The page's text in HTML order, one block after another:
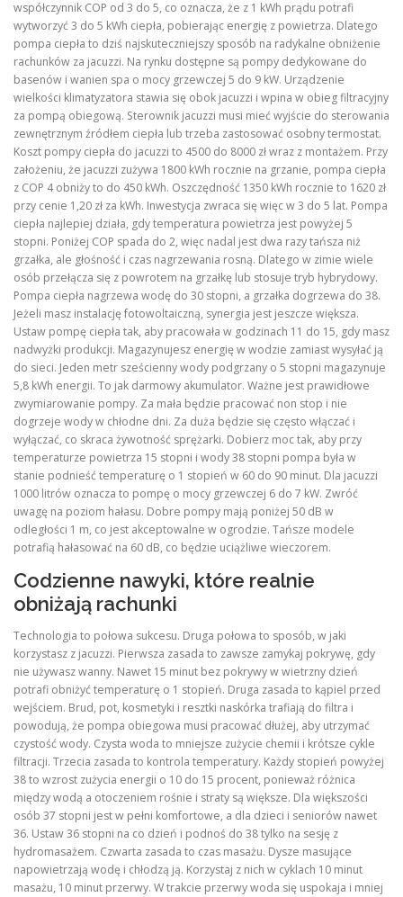
współczynnik COP od 3 do 5, co oznacza, że z 1 kWh prądu potrafi
wytworzyć 3 do 5 kWh ciepła, pobierając energię z powietrza. Dlatego
pompa ciepła to dziś najskuteczniejszy sposób na radykalne obniżenie
rachunków za jacuzzi. Na rynku dostępne są pompy dedykowane do
basenów i wanien spa o mocy grzewczej 5 do 9 kW. Urządzenie
wielkości klimatyzatora stawia się obok jacuzzi i wpina w obieg filtracyjny
za pompą obiegową. Sterownik jacuzzi musi mieć wyjście do sterowania
zewnętrznym źródłem ciepła lub trzeba zastosować osobny termostat.
Koszt pompy ciepła do jacuzzi to 4500 do 8000 zł wraz z montażem. Przy
założeniu, że jacuzzi zużywa 1800 kWh rocznie na grzanie, pompa ciepła
z COP 4 obniży to do 450 kWh. Oszczędność 1350 kWh rocznie to 1620 zł
przy cenie 1,20 zł za kWh. Inwestycja zwraca się więc w 3 do 5 lat. Pompa
ciepła najlepiej działa, gdy temperatura powietrza jest powyżej 5
stopni. Poniżej COP spada do 2, więc nadal jest dwa razy tańsza niż
grzałka, ale głośność i czas nagrzewania rosną. Dlatego w zimie wiele
osób przełącza się z powrotem na grzałkę lub stosuje tryb hybrydowy.
Pompa ciepła nagrzewa wodę do 30 stopni, a grzałka dogrzewa do 38.
Jeżeli masz instalację fotowoltaiczną, synergia jest jeszcze większa.
Ustaw pompę ciepła tak, aby pracowała w godzinach 11 do 15, gdy masz
nadwyżki produkcji. Magazynujesz energię w wodzie zamiast wysyłać ją
do sieci. Jeden metr sześcienny wody podgrzany o 5 stopni magazynuje
5,8 kWh energii. To jak darmowy akumulator. Ważne jest prawidłowe
zwymiarowanie pompy. Za mała będzie pracować non stop i nie
dogrzeje wody w chłodne dni. Za duża będzie się często włączać i
wyłączać, co skraca żywotność sprężarki. Dobierz moc tak, aby przy
temperaturze powietrza 15 stopni i wody 38 stopni pompa była w
stanie podnieść temperaturę o 1 stopień w 60 do 90 minut. Dla jacuzzi
1000 litrów oznacza to pompę o mocy grzewczej 6 do 7 kW. Zwróć
uwagę na poziom hałasu. Dobre pompy mają poniżej 50 dB w
odległości 1 m, co jest akceptowalne w ogrodzie. Tańsze modele
potrafią hałasować na 60 dB, co będzie uciążliwe wieczorem.
Codzienne nawyki, które realnie
obniżają rachunki
Technologia to połowa sukcesu. Druga połowa to sposób, w jaki
korzystasz z jacuzzi. Pierwsza zasada to zawsze zamykaj pokrywę, gdy
nie używasz wanny. Nawet 15 minut bez pokrywy w wietrzny dzień
potrafi obniżyć temperaturę o 1 stopień. Druga zasada to kąpiel przed
wejściem. Brud, pot, kosmetyki i resztki naskórka trafiają do filtra i
powodują, że pompa obiegowa musi pracować dłużej, aby utrzymać
czystość wody. Czysta woda to mniejsze zużycie chemii i krótsze cykle
filtracji. Trzecia zasada to kontrola temperatury. Każdy stopień powyżej
38 to wzrost zużycia energii o 10 do 15 procent, ponieważ różnica
między wodą a otoczeniem rośnie i straty są większe. Dla większości
osób 37 stopni jest w pełni komfortowe, a dla dzieci i seniorów nawet
36. Ustaw 36 stopni na co dzień i podnoś do 38 tylko na sesję z
hydromasażem. Czwarta zasada to czas masażu. Dysze masujące
napowietrzają wodę i chłodzą ją. Korzystaj z nich w cyklach 10 minut
masażu, 10 minut przerwy. W trakcie przerwy woda się uspokaja i mniej